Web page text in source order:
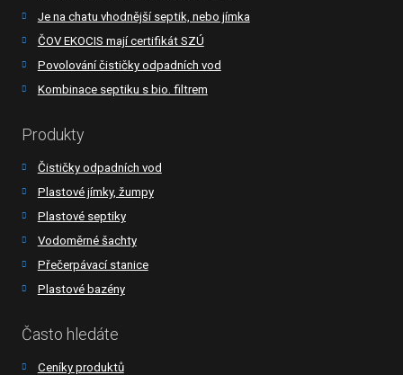
Je na chatu vhodnější septik, nebo jímka
ČOV EKOCIS mají certifikát SZÚ
Povolování čističky odpadních vod
Kombinace septiku s bio. filtrem
Produkty
Čističky odpadních vod
Plastové jímky, žumpy
Plastové septiky
Vodoměrné šachty
Přečerpávací stanice
Plastové bazény
Často hledáte
Ceníky produktů